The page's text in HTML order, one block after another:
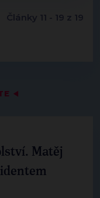
◀
Matěj
Články 11 - 19 z 19